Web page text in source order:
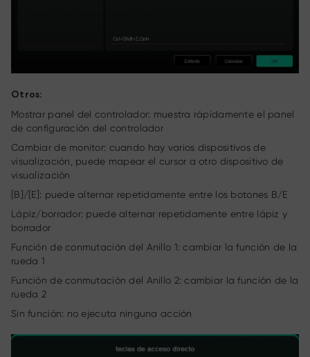
Otros:
Mostrar panel del controlador: muestra rápidamente el panel
de configuración del controlador
Cambiar de monitor: cuando hay varios dispositivos de
visualización, puede mapear el cursor a otro dispositivo de
visualización
[B]/[E]: puede alternar repetidamente entre los botones B/E
Lápiz/borrador: puede alternar repetidamente entre lápiz y
borrador
Función de conmutación del Anillo 1: cambiar la función de la
rueda 1
Función de conmutación del Anillo 2: cambiar la función de la
rueda 2
Sin función: no ejecuta ninguna acción